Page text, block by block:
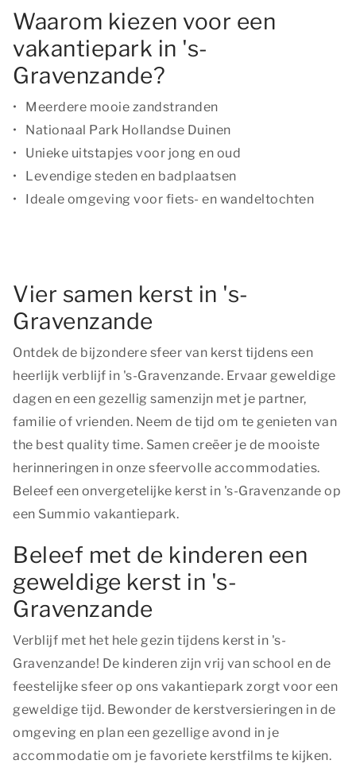
Waarom kiezen voor een
vakantiepark in 's-
Gravenzande?
Meerdere mooie zandstranden
Nationaal Park Hollandse Duinen
Unieke uitstapjes voor jong en oud
Levendige steden en badplaatsen
Ideale omgeving voor fiets- en wandeltochten
Vier samen kerst in 's-
Gravenzande
Ontdek de bijzondere sfeer van kerst tijdens een
heerlijk verblijf in 's-Gravenzande. Ervaar geweldige
dagen en een gezellig samenzijn met je partner,
familie of vrienden. Neem de tijd om te genieten van
the best quality time. Samen creëer je de mooiste
herinneringen in onze sfeervolle accommodaties.
Beleef een onvergetelijke kerst in 's-Gravenzande op
een Summio vakantiepark.
Beleef met de kinderen een
geweldige kerst in 's-
Gravenzande
Verblijf met het hele gezin tijdens kerst in 's-
Gravenzande! De kinderen zijn vrij van school en de
feestelijke sfeer op ons vakantiepark zorgt voor een
geweldige tijd. Bewonder de kerstversieringen in de
omgeving en plan een gezellige avond in je
accommodatie om je favoriete kerstfilms te kijken.